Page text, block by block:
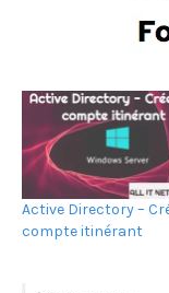
Active Directory –
compte itinérant